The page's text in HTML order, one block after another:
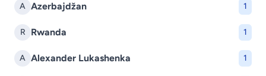
A Azerbajdžan 1
R Rwanda 1
A Alexander Lukashenka 1